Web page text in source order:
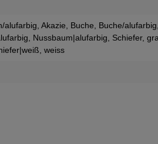
alufarbig, Akazie, Buche, Buche/alufarbig
, Nussbaum|alufarbig, Schiefer,
, weiss